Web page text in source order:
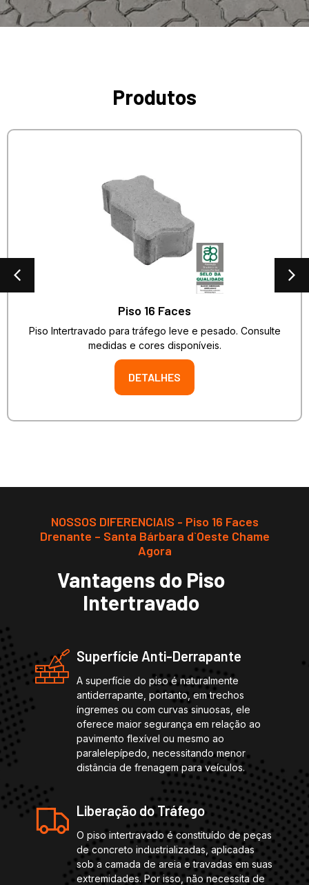
Produtos
Piso 16 Faces
Piso Intertravado para tráfego leve e pesado. Consulte
medidas e cores disponíveis.
DETALHES
NOSSOS DIFERENCIAIS - Piso 16 Faces
Drenante – Santa Bárbara d`Oeste Chame
Agora
Vantagens do Piso
Intertravado
Superfície Anti-Derrapante
A superfície do piso é naturalmente
antiderrapante, portanto, em trechos
íngremes ou com curvas sinuosas, ele
oferece maior segurança em relação ao
pavimento flexível ou mesmo ao
paralelepípedo, necessitando menor
distância de frenagem para veículos.
Liberação do Tráfego
O piso intertravado é constituído de peças
de concreto industrializadas, aplicadas
sob a camada de areia e travadas em suas
extremidades. Por isso, não necessita de